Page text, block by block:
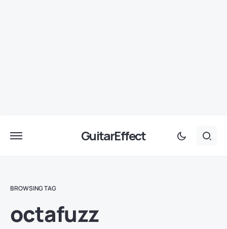
GuitarEffect
BROWSING TAG
octafuzz